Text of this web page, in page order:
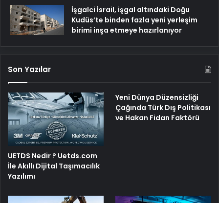
İşgalci İsrail, işgal altındaki Doğu
Kudüs’te binden fazla yeni yerleşim
birimi inşa etmeye hazırlanıyor
Son Yazılar
UETDS Nedir ? Uetds.com
İle Akıllı Dijital Taşımacılık
Yazılımı
Yeni Dünya Düzensizliği
Çağında Türk Dış Politikası
ve Hakan Fidan Faktörü